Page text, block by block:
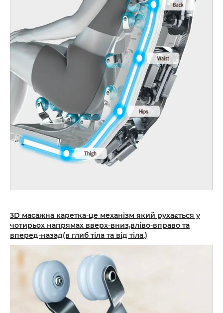
3D масажна каретка-це механізм який рухається у
чотирьох напрямах вверх-вниз,вліво-вправо та
вперед-назад(в глиб тіла та від тіла.)